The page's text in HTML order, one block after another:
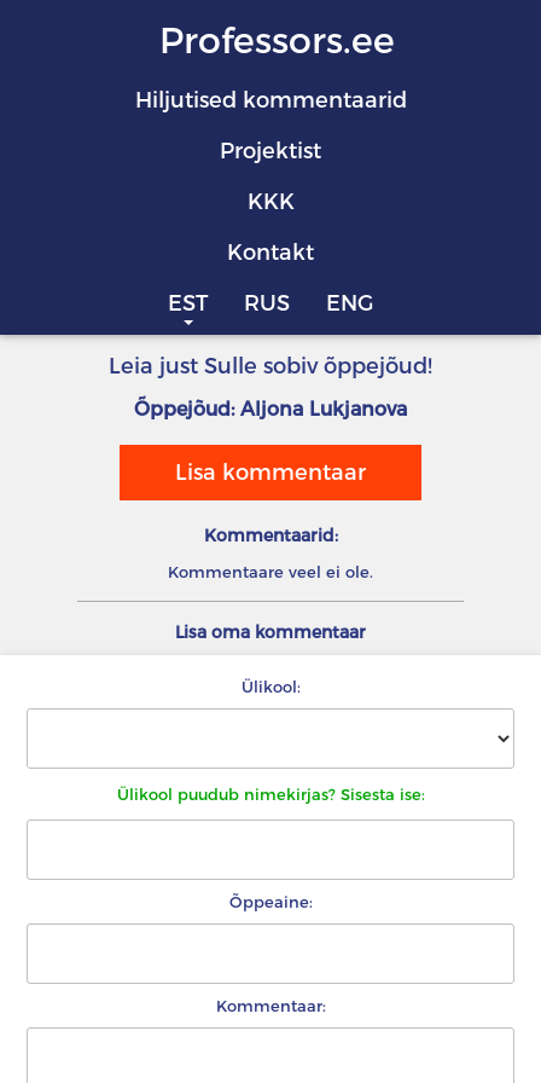
Professors.ee
Hiljutised kommentaarid
Projektist
KKK
Kontakt
EST
RUS ENG
Leia just Sulle sobiv õppejõud!
Õppejõud: Aljona Lukjanova
Lisa kommentaar
Kommentaarid:
Kommentaare veel ei ole.
Lisa oma kommentaar
Ülikool:
Ülikool puudub nimekirjas? Sisesta ise:
Õppeaine:
Kommentaar: